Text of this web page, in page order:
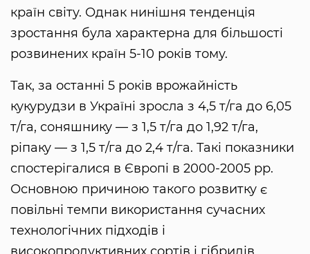
країн світу. Однак нинішня тенденція
зростання була характерна для більшості
розвинених країн 5-10 років тому.
Так, за останні 5 років врожайність
кукурудзи в Україні зросла з 4,5 т/га до 6,05
т/га, соняшнику — з 1,5 т/га до 1,92 т/га,
ріпаку — з 1,5 т/га до 2,4 т/га. Такі показники
спостерігалися в Європі в 2000-2005 рр.
Основною причиною такого розвитку є
повільні темпи використання сучасних
технологічних підходів і
високопродуктивних сортів і гібридів